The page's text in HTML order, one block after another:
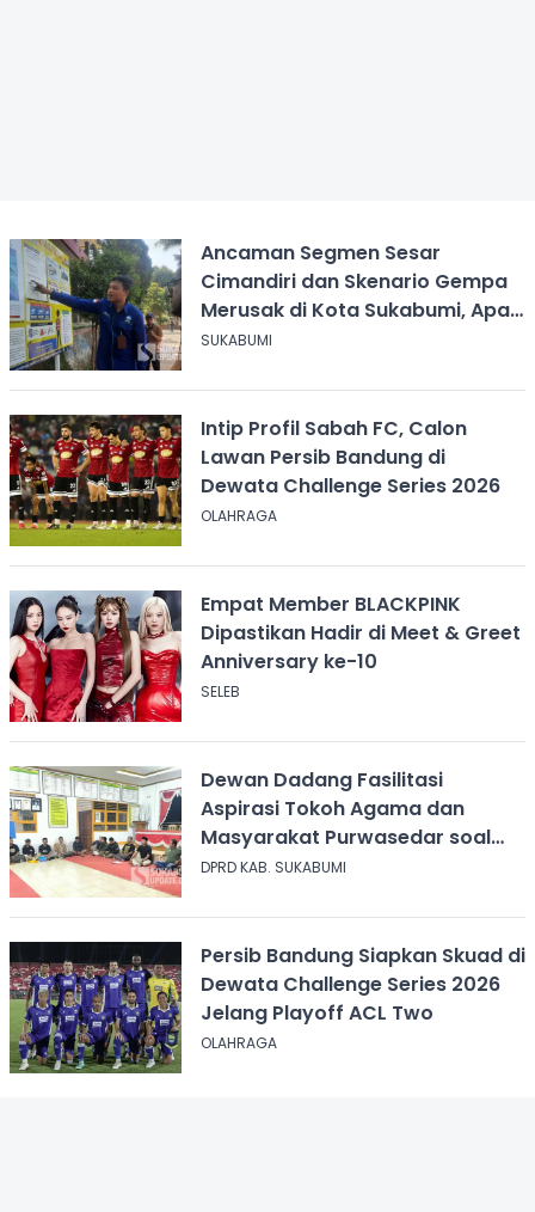
Ancaman Segmen Sesar
Cimandiri dan Skenario Gempa
Merusak di Kota Sukabumi, Apa
yang Harus Dilakukan?
SUKABUMI
Intip Profil Sabah FC, Calon
Lawan Persib Bandung di
Dewata Challenge Series 2026
OLAHRAGA
Empat Member BLACKPINK
Dipastikan Hadir di Meet & Greet
Anniversary ke-10
SELEB
Dewan Dadang Fasilitasi
Aspirasi Tokoh Agama dan
Masyarakat Purwasedar soal
Penolakan Konser Reggae
DPRD KAB. SUKABUMI
Persib Bandung Siapkan Skuad di
Dewata Challenge Series 2026
Jelang Playoff ACL Two
OLAHRAGA